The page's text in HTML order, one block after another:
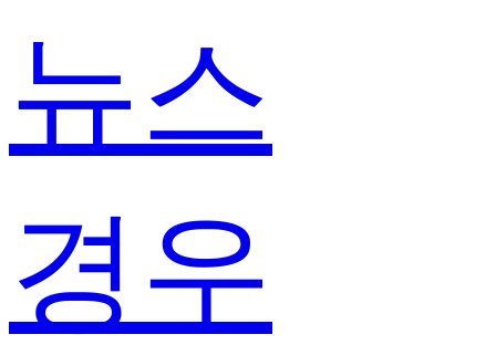
뉴스
경우